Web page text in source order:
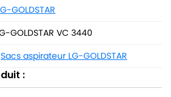
GOLDSTAR
GOLDSTAR VC 3440
Sacs aspirateur LG-GOLDSTAR
: